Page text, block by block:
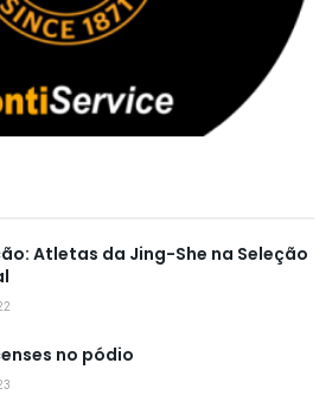
Atletas da Jing-She na Seleção
no pódio